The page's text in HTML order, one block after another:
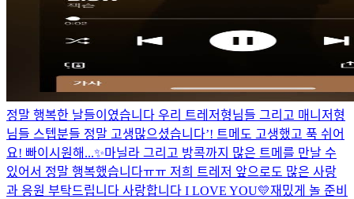
정말 행복한 날들이였습니다 우리 트레저형님들 그리고 매니저형
님들 스텝분들 정말 고생많으셨습니다’! 트메도 고생했고 푹 쉬어
요! 빠이 시원해...✨마닐라 그리고 방콕까지 많은 트메를 만날 수
있어서 정말 행복했습니다ㅠㅠ 저희 트레저 앞으로도 많은 사랑
과 응원 부탁드립니다 사랑합니다 I LOVE YOU💛재밌게 놀 준비